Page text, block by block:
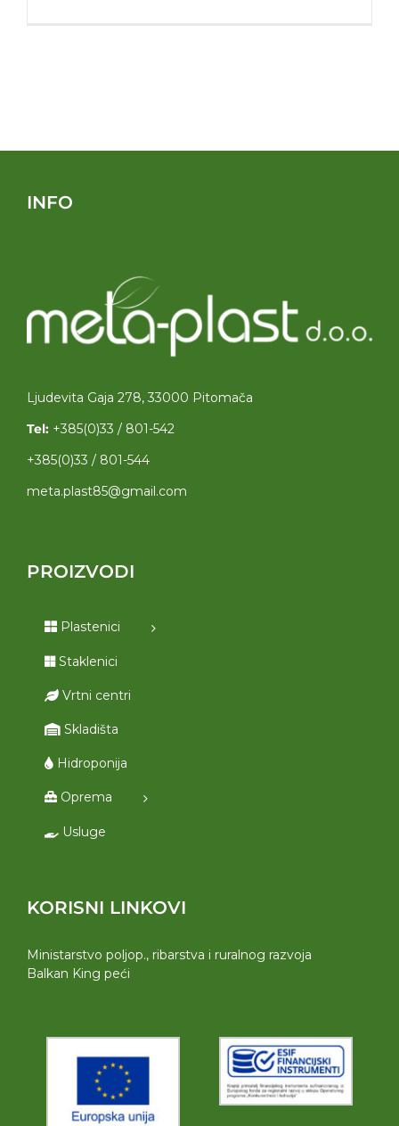
INFO
Ljudevita Gaja 278, 33000 Pitomača
Tel: +385(0)33 / 801-542
+385(0)33 / 801-544
meta.plast85@gmail.com
PROIZVODI
Plastenici
Staklenici
Vrtni centri
Skladišta
Hidroponija
Oprema
Usluge
KORISNI LINKOVI
Ministarstvo poljop., ribarstva i ruralnog razvoja
Balkan King peći